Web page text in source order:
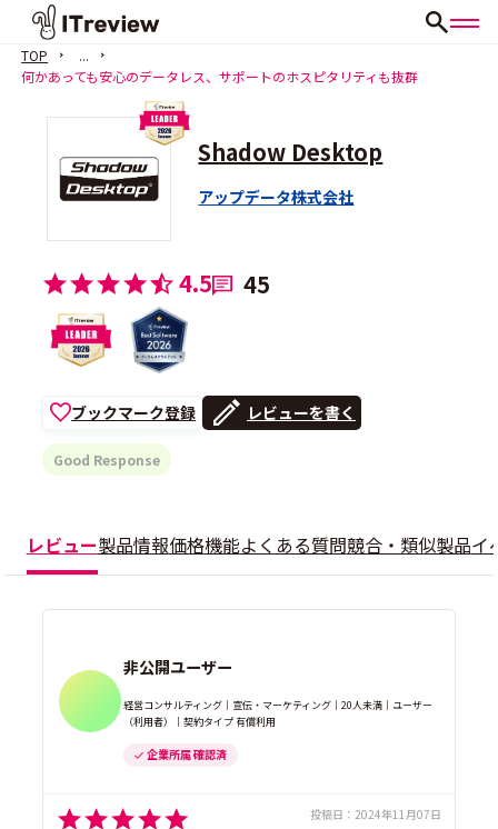
TOP
...
何かあっても安心のデータレス、サポートのホスピタリティも抜群
Shadow Desktop
アップデータ株式会社
4.5 45
ブックマーク登録 レビューを書く
Good Response
レビュー製品情報価格機能よくある質問競合・類似製品イ
非公開ユーザー
経営コンサルティング｜宣伝・マーケティング｜20人未満｜ユーザー
（利用者）｜契約タイプ 有償利用
企業所属 確認済
投稿日： 2024年11月07日